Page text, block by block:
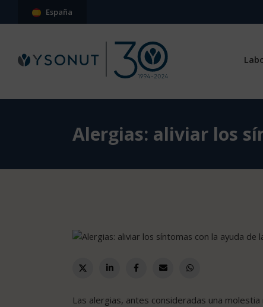
España
Alergias: aliviar los
Las alergias, antes consideradas una